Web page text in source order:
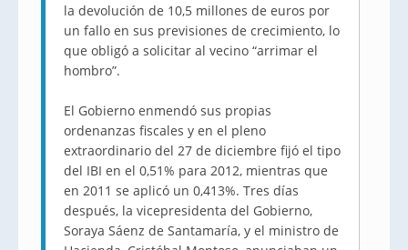
la devolución de 10,5 millones de euros por
un fallo en sus previsiones de crecimiento, lo
que obligó a solicitar al vecino “arrimar el
hombro”.
El Gobierno enmendó sus propias
ordenanzas fiscales y en el pleno
extraordinario del 27 de diciembre fijó el tipo
del IBI en el 0,51% para 2012, mientras que
en 2011 se aplicó un 0,413%. Tres días
después, la vicepresidenta del Gobierno,
Soraya Sáenz de Santamaría, y el ministro de